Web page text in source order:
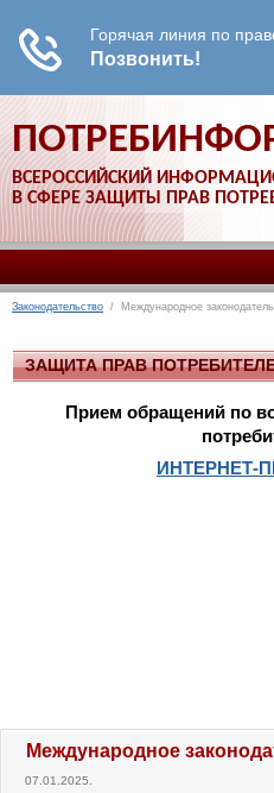
ВСЕРОССИЙСКИЙ
В СФЕРЕ ЗАЩИТЫ ПРАВ
Законодательство / Международное
ЗАЩИТА ПРАВ
Прием обращений по
ИНТЕРНЕТ-
Международное
07.01.2025.